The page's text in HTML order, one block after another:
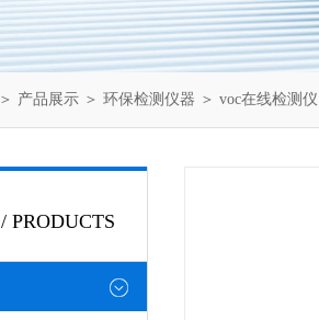
＞ 产品展示 ＞ 环保检测仪器 ＞ voc在线检测仪
/ PRODUCTS